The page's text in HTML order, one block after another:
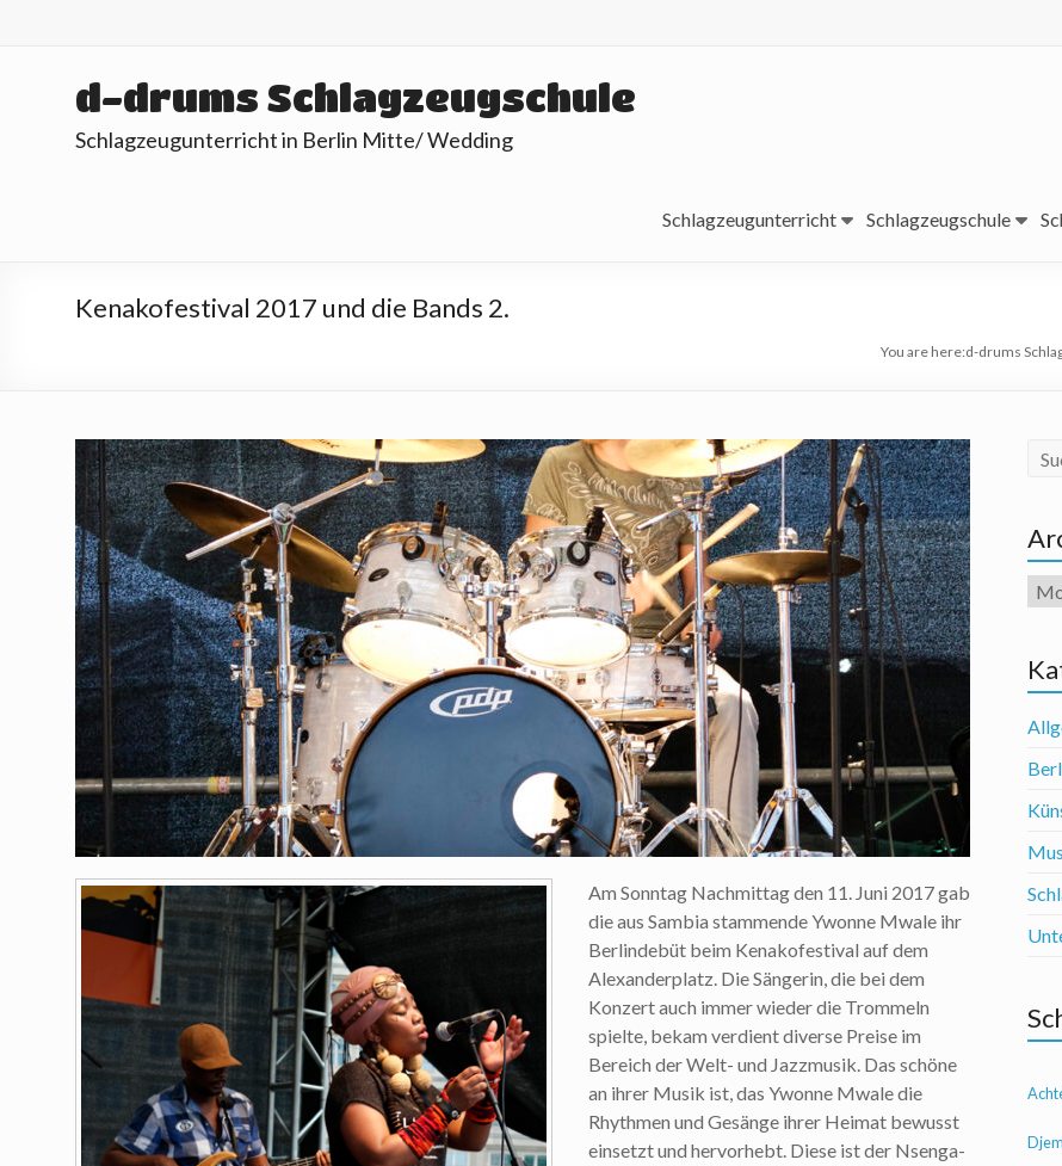
d-drums Schlagzeugschule
Schlagzeugunterricht in Berlin Mitte/ Wedding
Schlagzeugunterricht Schlagzeugschule
Kenakofestival 2017 und die Bands 2.
You are here:d-drums
Am Sonntag Nachmittag den 11. Juni 2017 gab
die aus Sambia stammende Ywonne Mwale ihr
Berlindebüt beim Kenakofestival auf dem
Alexanderplatz. Die Sängerin, die bei dem
Konzert auch immer wieder die Trommeln
spielte, bekam verdient diverse Preise im
Bereich der Welt- und Jazzmusik. Das schöne
an ihrer Musik ist, das Ywonne Mwale die
Rhythmen und Gesänge ihrer Heimat bewusst
einsetzt und hervorhebt. Diese ist der Nsenga-